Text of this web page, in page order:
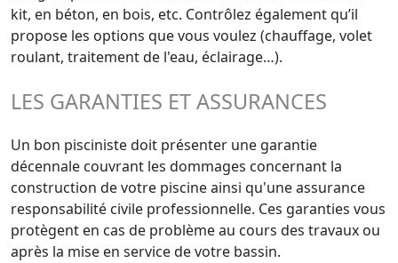
kit, en béton, en bois, etc. Contrôlez également qu’il
propose les options que vous voulez (chauffage, volet
roulant, traitement de l'eau, éclairage…).
LES GARANTIES ET ASSURANCES
Un bon pisciniste doit présenter une garantie
décennale couvrant les dommages concernant la
construction de votre piscine ainsi qu'une assurance
responsabilité civile professionnelle. Ces garanties vous
protègent en cas de problème au cours des travaux ou
après la mise en service de votre bassin.